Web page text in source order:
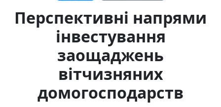
Перспективні напрями
інвестування
заощаджень
вітчизняних
домогосподарств